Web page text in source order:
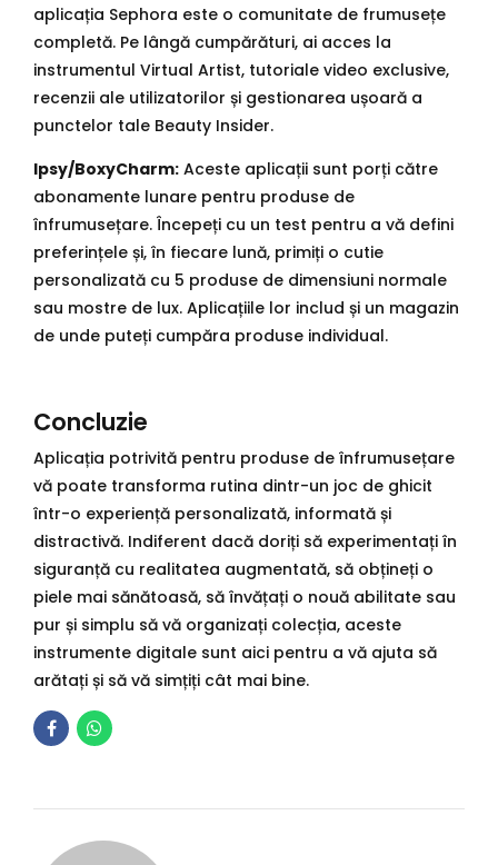
aplicația Sephora este o comunitate de frumusețe
completă. Pe lângă cumpărături, ai acces la
instrumentul Virtual Artist, tutoriale video exclusive,
recenzii ale utilizatorilor și gestionarea ușoară a
punctelor tale Beauty Insider.
Ipsy/BoxyCharm: Aceste aplicații sunt porți către
abonamente lunare pentru produse de
înfrumusețare. Începeți cu un test pentru a vă defini
preferințele și, în fiecare lună, primiți o cutie
personalizată cu 5 produse de dimensiuni normale
sau mostre de lux. Aplicațiile lor includ și un magazin
de unde puteți cumpăra produse individual.
Concluzie
Aplicația potrivită pentru produse de înfrumusețare
vă poate transforma rutina dintr-un joc de ghicit
într-o experiență personalizată, informată și
distractivă. Indiferent dacă doriți să experimentați în
siguranță cu realitatea augmentată, să obțineți o
piele mai sănătoasă, să învățați o nouă abilitate sau
pur și simplu să vă organizați colecția, aceste
instrumente digitale sunt aici pentru a vă ajuta să
arătați și să vă simțiți cât mai bine.